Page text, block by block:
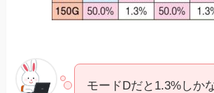
モードDだと1.3%しか